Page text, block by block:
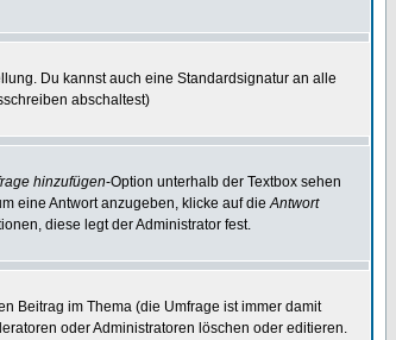
Du kannst auch eine Standardsignatur an alle
abschaltest)
hinzufügen-Option unterhalb der Textbox sehen
eine Antwort anzugeben, klicke auf dieAntwort
diese legt der Administrator fest.
Beitrag im Thema (die Umfrage ist immer damit
oder Administratoren löschen oder editieren.